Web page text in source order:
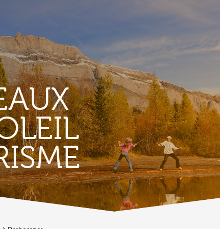
TERROIR &
PATRIMOINE
Vignoble & parcours viticoles
Produits et magasins du terroir
Bourg de Conthey
Eglises & chapelles
Vestiges gallo-romains d'Ardon